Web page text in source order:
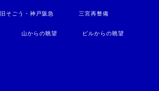
旧そごう・神戸阪急 三宮再整備
山からの眺望 ビルからの眺望